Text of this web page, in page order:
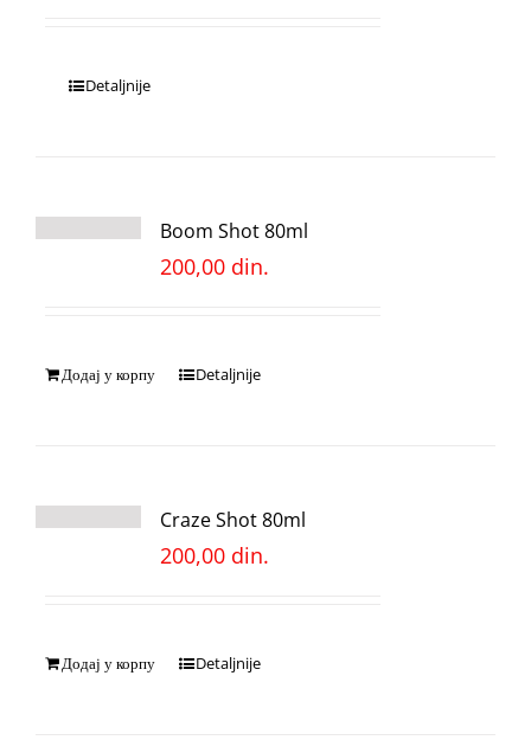
Detaljnije
Boom Shot 80ml
200,00 din.
Додај у корпу Detaljnije
Craze Shot 80ml
200,00 din.
Додај у корпу Detaljnije